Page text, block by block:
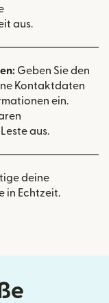
aus.
Geben Sie den
Kontaktdaten
ein.
aus.
deine
in Echtzeit.